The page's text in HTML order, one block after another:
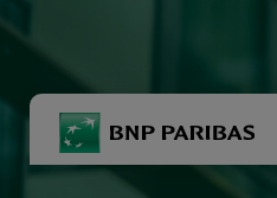
BNP Paribas